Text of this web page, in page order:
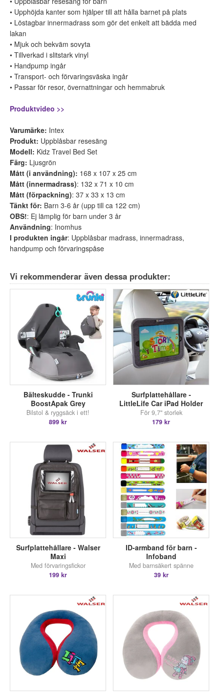
• Upphöjda kanter som hjälper till att hålla barnet på plats
• Löstagbar innermadrass som gör det enkelt att bädda med
lakan
• Mjuk och bekväm sovyta
• Tillverkad i slitstark vinyl
• Handpump ingår
• Transport- och förvaringsväska ingår
• Passar för resor, övernattningar och hemmabruk
Produktvideo >>
Varumärke: Intex
Produkt: Uppblåsbar resesäng
Modell: Kidz Travel Bed Set
Färg: Ljusgrön
Mått (i användning): 168 x 107 x 25 cm
Mått (innermadrass): 132 x 71 x 10 cm
Mått (förpackning): 37 x 33 x 13 cm
Tänkt för: Barn 3-6 år (upp till ca 122 cm)
OBS!: Ej lämplig för barn under 3 år
Användning: Inomhus
I produkten ingår: Uppblåsbar madrass, innermadrass,
handpump och förvaringspåse
Vi rekommenderar även dessa produkter:
Bälteskudde - Trunki
BoostApak Grey
Bilstol & ryggsäck i ett!
899 kr
Surfplattehållare -
LittleLife Car iPad Holder
För 9,7" storlek
179 kr
Surfplattehållare - Walser
Maxi
Med förvaringsfickor
199 kr
ID-armband för barn -
Infoband
Med barnsäkert spänne
39 kr